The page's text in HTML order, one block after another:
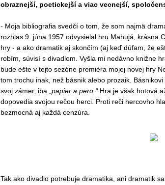
obraznejší, poetickejší a viac vecnejší,
- Moja bibliografia svedčí o tom, že som najmä
rozhlas 9. júna 1957 odvysielal hru Mahujá, krásna
hry - a ako dramatik aj skončím (aj keď dúfam, že
robím, súvisí s divadlom. Vyšla mi nedávno knižne
bude ešte v tejto sezóne premiéra mojej novej hry
tom trochu inak, než básnik alebo prozaik.
svoj zámer, iba
„papier a pero.“Hra je však hotová
dopovedia svojou rečou herci. Proti reči hercovho
bezmocná aj každá cenzúra.
Tak ako divadlo potrebuje dramatika, ani dramatik